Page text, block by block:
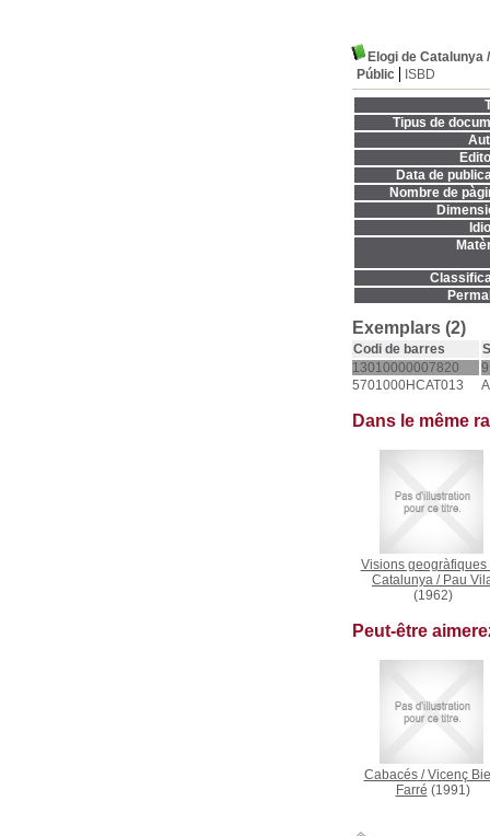
Elogi de Catalunya
Públic
ISBD
Tipus de
Data de
Nombre de
Exemplars (2)
Codi de barres
13010000007820
5701000HCAT013
Dans le même
Visions geogràfiques
Catalunya / Pau
(1962)
Peut-être
Cabacés/Vicenç
Farré (1991)